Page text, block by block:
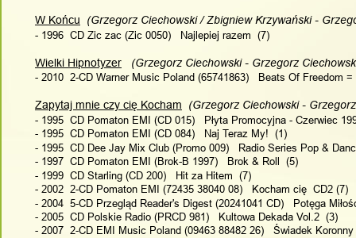
W Końcu
(Grzegorz Ciechowski / Zbigniew Krzywański -
- 1996  CD Zic zac (Zic 0050)   Najlepiej razem  (7)
Wielki Hipnotyzer
(Grzegorz Ciechowski - Grzegorz
- 2010  2-CD Warner Music Poland (65741863)   Beats Of Freedom
Zapytaj mnie czy cię Kocham
(Grzegorz Ciechowski -
- 1995  CD Pomaton EMI (CD 015)   Płyta Promocyjna - Czerwiec
- 1995  CD Pomaton EMI (CD 084)   Naj Teraz My!  (1)
- 1995  CD Dee Jay Mix Club (Promo 009)   Radio Series Pop &
- 1997  CD Pomaton EMI (Brok-B 1997)   Brok & Roll  (5)
- 1999  CD Starling (CD 200)   Hit za Hitem  (7)
- 2002  2-CD Pomaton EMI (72435 38040 08)   Kocham cię  CD2 (7)
- 2004  5-CD Przegląd Reader's Digest (20241041 CD)   Potęga
- 2005  CD Polskie Radio (PRCD 981)   Kultowa Dekada Vol.2  (3)
- 2007  2-CD EMI Music Poland (09463 88482 26)   Świadek Koronny